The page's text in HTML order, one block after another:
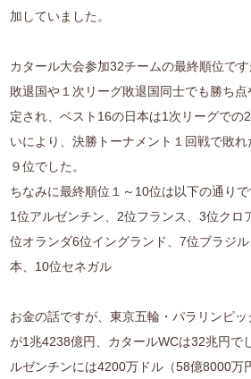
加していました。
カタール大会参加32チームの最終順位で
敗退国や１次リーグ敗退国同士でも勝ち
定され、ベスト16の日本は1次リーグでの
いにより、決勝トーナメント１回戦で敗
９位でした。
ちなみに最終順位１～10位は以下の通りで
1位アルゼンチン、2位フランス、3位クロ
位オランダ6位イングランド、7位ブラジ
本、10位セネガル
お金の話ですが、東京五輪・パラリンピ
が1兆4238億円、カタールWCは32兆円で
ルゼンチンには4200万ドル（58億8000万